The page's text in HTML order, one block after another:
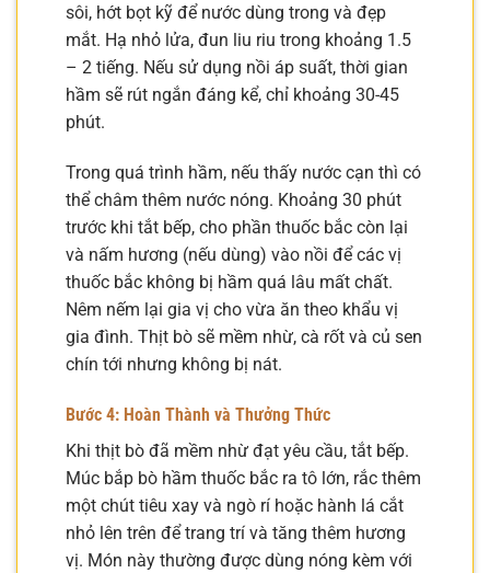
sôi, hớt bọt kỹ để nước dùng trong và đẹp
mắt. Hạ nhỏ lửa, đun liu riu trong khoảng 1.5
– 2 tiếng. Nếu sử dụng nồi áp suất, thời gian
hầm sẽ rút ngắn đáng kể, chỉ khoảng 30-45
phút.
Trong quá trình hầm, nếu thấy nước cạn thì có
thể châm thêm nước nóng. Khoảng 30 phút
trước khi tắt bếp, cho phần thuốc bắc còn lại
và nấm hương (nếu dùng) vào nồi để các vị
thuốc bắc không bị hầm quá lâu mất chất.
Nêm nếm lại gia vị cho vừa ăn theo khẩu vị
gia đình. Thịt bò sẽ mềm nhừ, cà rốt và củ sen
chín tới nhưng không bị nát.
Bước 4: Hoàn Thành và Thưởng Thức
Khi thịt bò đã mềm nhừ đạt yêu cầu, tắt bếp.
Múc bắp bò hầm thuốc bắc ra tô lớn, rắc thêm
một chút tiêu xay và ngò rí hoặc hành lá cắt
nhỏ lên trên để trang trí và tăng thêm hương
vị. Món này thường được dùng nóng kèm với